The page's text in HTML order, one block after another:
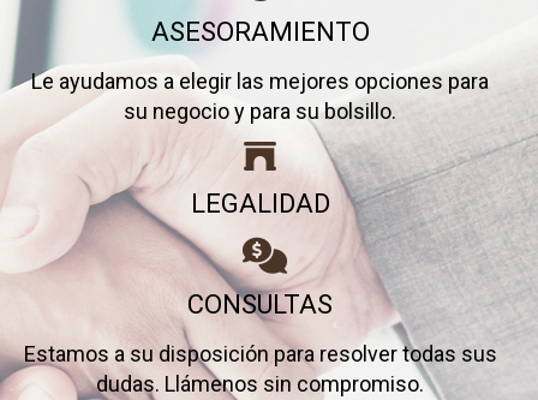
ASESORAMIENTO
Le ayudamos a elegir las mejores opciones para
su negocio y para su bolsillo.
LEGALIDAD
CONSULTAS
Estamos a su disposición para resolver todas sus
dudas. Llámenos sin compromiso.